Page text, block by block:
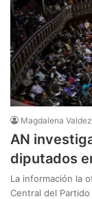
Magdalena Valdez
AN
diputados
La información la
Central del